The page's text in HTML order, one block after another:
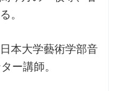
。
本大学藝術学部音
ー講師。